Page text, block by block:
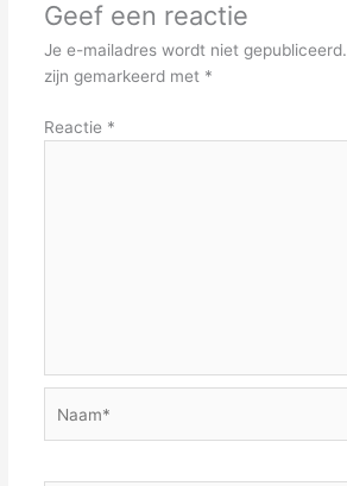
Geef een reactie
Je e-mailadres wordt niet gepubliceerd.
zijn gemarkeerd met *
Reactie *